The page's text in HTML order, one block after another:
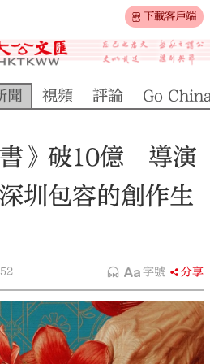
下載客戶端
聞 視頻 評論 Go
書》破10億 導演
圳包容的創作生
字號 分享